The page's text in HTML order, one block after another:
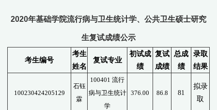
2020年基础学院流行病与卫生统计学、公共卫生硕士研究
生复试成绩公示
考生编号
考生
姓名
复试专业
初试成
绩
复试
成绩
总成
绩
录取
结果
100230424205129
石钰
霖
100401 流行
病与卫生统计
学
376.00 86.8 81
拟录
取